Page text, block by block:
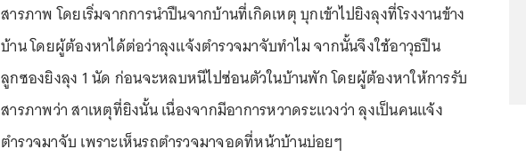
สารภาพ โดยเริ่มจากการนำปืนจากบ้านที่เกิดเหตุ บุกเข้าไปยิงลุงที่โรงงานข้าง
บ้าน โดยผู้ต้องหาได้ต่อว่าลุงแจ้งตำรวจมาจับทำไม จากนั้นจึงใช้อาวุธปืน
ลูกซองยิงลุง 1 นัด ก่อนจะหลบหนีไปซ่อนตัวในบ้านพัก โดยผู้ต้องหาให้การรับ
สารภาพว่า สาเหตุที่ยิงนั้น เนื่องจากมีอาการหวาดระแวงว่า ลุงเป็นคนแจ้ง
ตำรวจมาจับ เพราะเห็นรถตำรวจมาจอดที่หน้าบ้านบ่อยๆ